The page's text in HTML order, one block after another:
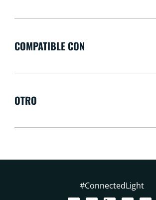
COMPATIBLE CON
OTRO
#ConnectedLight